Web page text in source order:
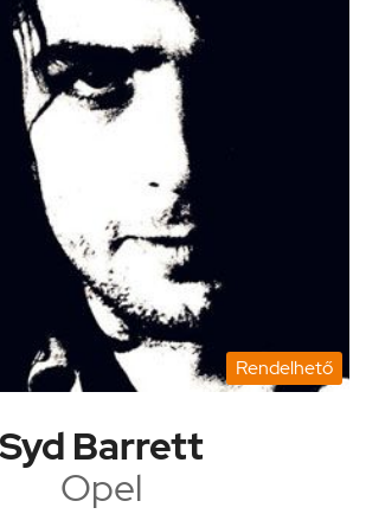
Rendelhető
Syd Barrett
Opel